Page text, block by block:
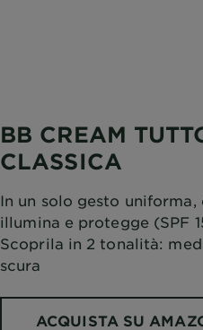
BB CREAM
CLASSICA
In un solo gesto uniforma,
illumina e protegge (SPF
Scoprila in 2 tonalità:
scura
ACQUISTA SU